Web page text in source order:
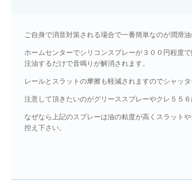
ご自身で消音対策される場合で一番簡単なのが潤滑
ホームセンターでシリコンスプレーが３００円程度
注油するだけで音鳴りが解消されます。
レールとスラットの摩擦も軽減されますのでシャッタ
注意して頂きたいのがグリーススプレーやクレ５５６
なぜなら上記のスプレーは油の粘度が高くスラット
控え下さい。